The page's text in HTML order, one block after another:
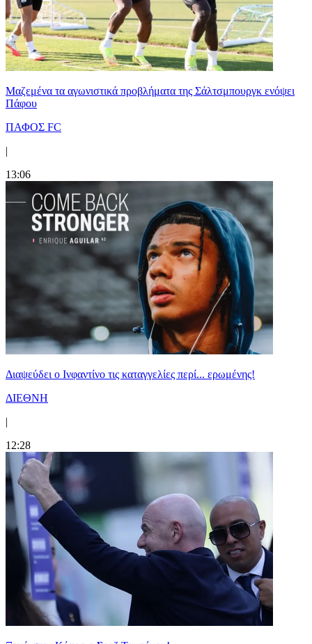
Μαζεμένα τα αγωνιστικά προβλήματα της Σάλτσμπουργκ ενόψει
Πάφου
ΠΑΦΟΣ FC
|
13:06
Διαψεύδει ο Ινφαντίνο τις καταγγελίες περί... ερωμένης!
ΔΙΕΘΝΗ
|
12:28